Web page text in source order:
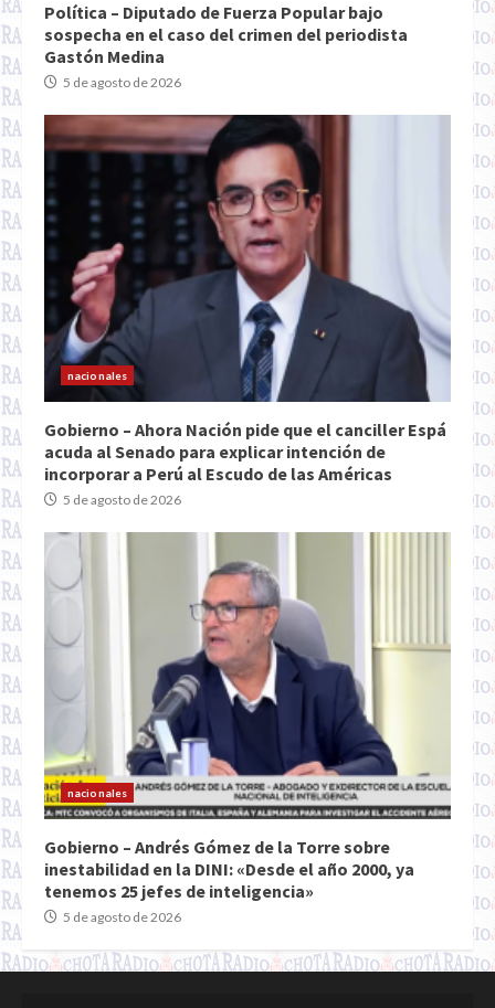
Política – Diputado de Fuerza Popular bajo
sospecha en el caso del crimen del periodista
Gastón Medina
5 de agosto de 2026
nacionales
Gobierno – Ahora Nación pide que el canciller Espá
acuda al Senado para explicar intención de
incorporar a Perú al Escudo de las Américas
5 de agosto de 2026
nacionales
Gobierno – Andrés Gómez de la Torre sobre
inestabilidad en la DINI: «Desde el año 2000, ya
tenemos 25 jefes de inteligencia»
5 de agosto de 2026